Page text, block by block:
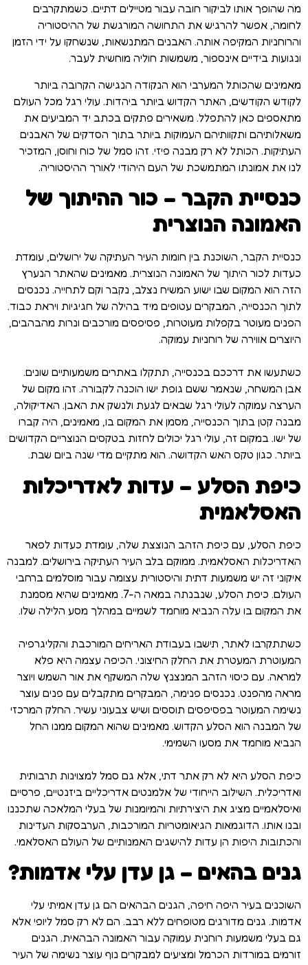
מה שהופך אותו לביקור חובה עבור מטיילים דתיים. כשמתקרבים
לחומה, אפשר להרגיש את התחושה המורגשת של ההיסטוריה
והרוחניות המקיפה אותה. האבנים המתנשאות, שנשחקו על ידי הזמן
ונגועות בידיים אינספור, משמשות חוליה מוחשית לעבר.
מאמינים שהכותל המערבי הוא הנקודה הנגישה הקרובה ביותר
לקודש הקודשים, האתר הקדוש ביותר ביהדות. עולי רגל מכל העולם
מתאספים כאן להתפלל. משאירים פתקים בכתב יד המביעים את
משאלותיהם ותקוותיהם העמוקות ביותר בתוך הסדקים של האבנים
העתיקות. הכותל לא רק מבנה פיזי. זהו סמל של כוח וחוסן, המזכיר
לנו את אמונתו המתמשכת של העם היהודי לאורך ההיסטוריה.
כנסיית הקבר – כור ההיתוך של
האמונה הנוצרית
כנסיית הקבר, השוכנת בין חומות העיר העתיקה של ירושלים, עומדת
כעדות לכור היתוך של האמונה הנוצרית. מאמינים שהאתר הנערץ
הזה הוא המקום שבו ישוע המשיח נצלב, נקבר וקם לתחייה. נכנסים
לתוך הכנסייה, המבקרים עטופים מיד בהילה של חגיגיות ויראת כבוד.
הפנים מעוטר בקפלות מעוטרות, פסיפסים מורכבים ונרות מהבהבים,
היוצרים אווירה של רוחניות עמוקה.
כשתעשו את דרככם בכנסייה, תתקלו באתרים משמעותיים שונים.
אבן המשחה, שנאמר ששם גופת ישו הוכנה לקבורה. זהו מקום של
הערצה עמוקה לעולי רגל שבאים לגעת ולנשק את האבן. האדיקולה,
מבנה קטן בתוך הכנסייה, מסמן את המקום בו, מאמינים, היה קברו
של ישו. במקום זה, עולי רגל יכולים לחזות בטקסים הנוצריים הקדושים
ביותר. כגון טקס האש הקדושה. הוא מתקיים מדי שנה ביום שבת.
כיפת הסלע – עדות לאדריכלות
האסלאמית
כיפת הסלע, עם כיפת הזהב הנוצצת שלה, עומדת כעדות לפאר
האדריכלות האסלאמית. ממוקם בלב העיר העתיקה בירושלים. למבנה
איקוני זה יש משמעות דתית והיסטורית עצומה עבור מוסלמים ברחבי
העולם. כיפת הסלע, שנבנתה במאה ה-7. מאמינים שהיא מסמנת
את המקום בו עלה הנביא מוחמד לשמיים במהלך מסע הלילה שלו.
כשתתקרבו לאתר, תישבו בעבודת האריחים המורכבת והקליגרפיה
המעוטרת המעטרת את החלק החיצוני. הכיפה עצמה היא פלא
למראה. עם כיסוי הזהב המנצנץ שלה המשקף את אור השמש ויוצר
מראה מהפנט. נכנסים פנימה, המבקרים מתקבלים עם פנים עוצר
נשימה המעוטר בפסיפסים תוססים ושיש צבעוני עשיר. החלק המרכזי
של המבנה הוא הסלע הקדוש. מאמינים שהוא המקום ממנו החל
הנביא מוחמד את מסעו השמימי.
כיפת הסלע היא לא רק אתר דתי, אלא גם סמל למצוינות תרבותית
ואדריכלית. השילוב הייחודי של אלמנטים אדריכליים ביזנטיים, פרסיים
ואיסלאמיים מציג את היצירתיות והמיומנות של בעלי המלאכה שתכננו
ובנו אותו. הדוגמאות הגיאומטריות המורכבות, הערבסקות העדינות
והכתובות היפות הן עדות להישגים האמנותיים של העולם האסלאמי.
גנים בהאים – גן עדן עלי אדמות?
השוכנים בעיר היפה חיפה, הגנים הבהאים הם גן עדן אמיתי עלי
אדמות. גנים מדורגים מטופחים ללא רבב. הם לא רק סמל ליופי אלא
גם בעלי משמעות רוחנית עמוקה עבור האמונה הבהאית. הגנים
זורמים במורדות הכרמל ומציעים למבקרים נוף עוצר נשימה של העיר